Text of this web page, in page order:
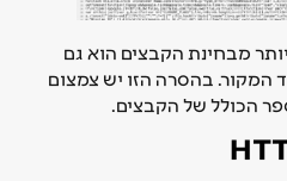
מבחינת הקבצים הוא גם
המקור. בהסרה הזו יש צמצום
הכולל של הקבצים.